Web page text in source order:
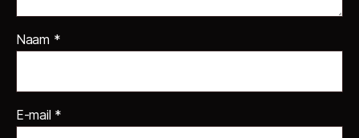
Naam *
E-mail *